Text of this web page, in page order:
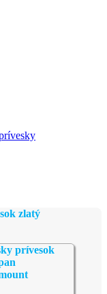
zlatý